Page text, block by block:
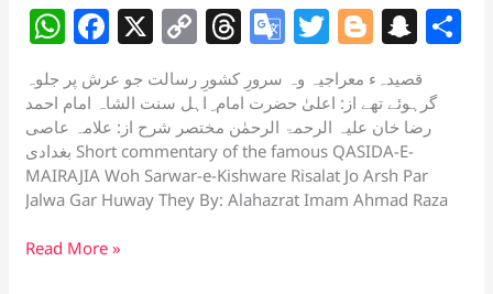
W
at
s
A
p
p
F
c
e
b
o
o
X C
p
y
Li
n
T
re
a
d
s
G
o
gl
e
Tr
T
w
itt
er
Bl
g
g
er
S
a
p
c
h
قصیدہء معراجیہ وہ سرورِ کشورِ رسالت جو عرش پر جلوہ
گرہوئے تھے از: اعلیٰ حضرت امام ِ اہل سنت الشاہ امام احمد
رضا خان علیہ الرحمۃ الرحمٰن مختصر شرح از: علامہ عاصی
بغدادی Short commentary of the famous QASIDA-E-
MAIRAJIA Woh Sarwar-e-Kishware Risalat Jo Arsh Par
Jalwa Gar Huway They By: Alahazrat Imam Ahmad Raza
شرح
Read More »